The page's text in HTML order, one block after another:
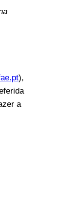
),
a